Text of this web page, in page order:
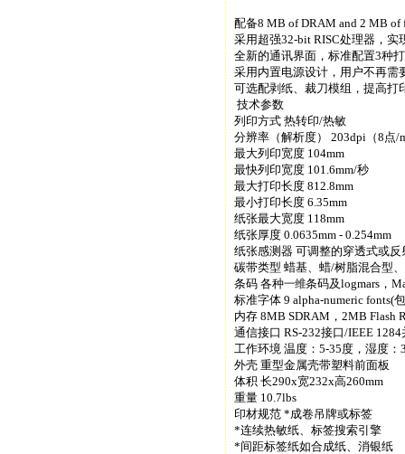
配备8 MB of DRAM and 2 MB
采用超强32-bit RISC处理器，
全新的通讯界面，标准配置3种
采用内置电源设计，用户不再需
可选配剥纸、裁刀模组，提高打
技术参数
列印方式 热转印/热敏
分辨率（解析度） 203dpi（8点/
最大列印宽度 104mm
最快列印宽度 101.6mm/秒
最大打印长度 812.8mm
最小打印长度 6.35mm
纸张最大宽度 118mm
纸张厚度 0.0635mm - 0.254mm
纸张感测器 可调整的穿透式或
碳带类型 蜡基、蜡/树脂混合型
条码 各种一维条码及logmars，
标准字体 9 alpha-numeric fonts(
内存 8MB SDRAM，2MB Flash
通信接口 RS-232接口/IEEE
工作环境 温度：5-35度，湿度：
外壳 重型金属壳带塑料前面板
体积 长290x宽232x高260mm
重量 10.7lbs
印材规范 *成卷吊牌或标签
*连续热敏纸、标签搜索引擎
*间距标签纸如合成纸、消银纸